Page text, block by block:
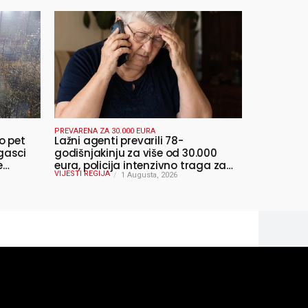
pet
PREVARENA ZA 30.000 EURA
Lažni agenti prevarili 78-
godišnjakinju za više od 30.000
eura, policija intenzivno traga za
počiniteljima
VIJESTI REGIJA 1 Augusta, 2026